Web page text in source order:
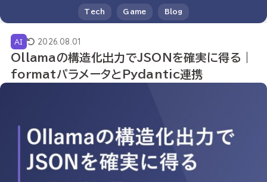
Tech Game Blog
AI 2026.08.01
Ollamaの構造化出力でJSONを確実に得る｜
formatパラメータとPydantic連携